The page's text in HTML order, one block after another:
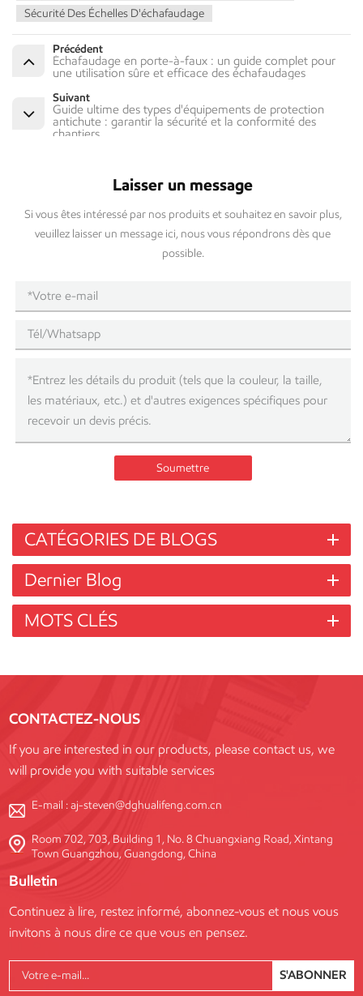
Sécurité Des Échelles D'échafaudage
Précédent
Échafaudage en porte-à-faux : un guide complet pour
une utilisation sûre et efficace des échafaudages
Suivant
Guide ultime des types d'équipements de protection
antichute : garantir la sécurité et la conformité des
chantiers
Laisser un message
Si vous êtes intéressé par nos produits et souhaitez en savoir plus,
veuillez laisser un message ici, nous vous répondrons dès que
possible.
Soumettre
CATÉGORIES DE BLOGS
Dernier Blog
MOTS CLÉS
CONTACTEZ-NOUS
If you are interested in our products, please contact us, we
will provide you with suitable services
E-mail :aj-steven@dghualifeng.com.cn
Room 702, 703, Building 1, No. 8 Chuangxiang Road, Xintang
Town Guangzhou, Guangdong, China
Bulletin
Continuez à lire, restez informé, abonnez-vous et nous vous
invitons à nous dire ce que vous en pensez.
S'ABONNER